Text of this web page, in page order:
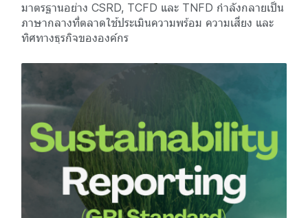
มาตรฐานอย่าง CSRD, TCFD และ TNFD กำลังกลายเป็น
ภาษากลางที่ตลาดใช้ประเมินความพร้อม ความเสี่ยง และ
ทิศทางธุรกิจขององค์กร